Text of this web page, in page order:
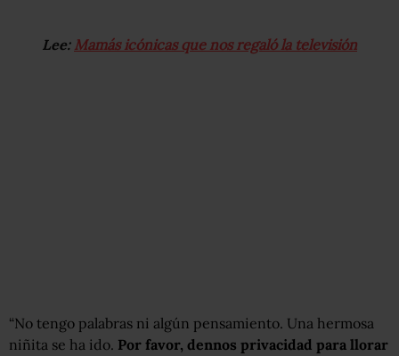
Lee: Mamás icónicas que nos regaló la televisión
“No tengo palabras ni algún pensamiento. Una hermosa
niñita se ha ido. Por favor, dennos privacidad para llorar